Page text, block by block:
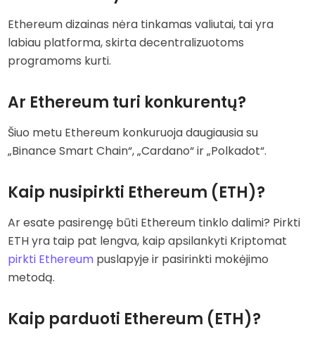
Ethereum dizainas nėra tinkamas valiutai, tai yra
labiau platforma, skirta decentralizuotoms
programoms kurti.
Ar Ethereum turi konkurentų?
Šiuo metu Ethereum konkuruoja daugiausia su
„Binance Smart Chain“, „Cardano“ ir „Polkadot“.
Kaip nusipirkti Ethereum (ETH)?
Ar esate pasirengę būti Ethereum tinklo dalimi? Pirkti
ETH yra taip pat lengva, kaip apsilankyti Kriptomat
pirkti Ethereum puslapyje ir pasirinkti mokėjimo
metodą.
Kaip parduoti Ethereum (ETH)?